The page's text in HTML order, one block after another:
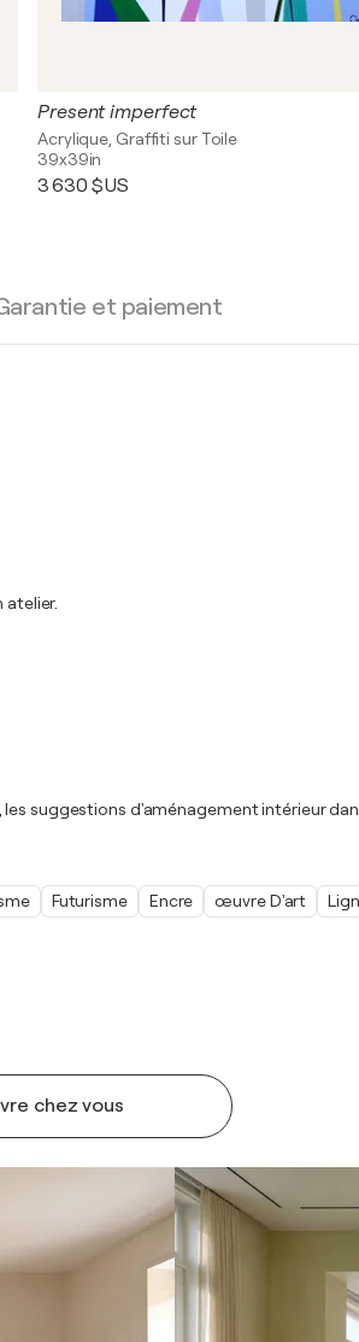
chez vous
Present imperfect
Acrylique, Graffiti sur Toile
39x39in
3 630 $US
et paiement
suggestions d'aménagement intérieur
Futurisme Encre œuvre D'art